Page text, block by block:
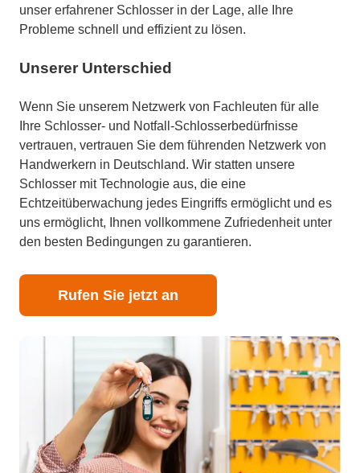
unser erfahrener Schlosser in der Lage, alle Ihre
Probleme schnell und effizient zu lösen.
Unserer Unterschied
Wenn Sie unserem Netzwerk von Fachleuten für alle
Ihre Schlosser- und Notfall-Schlosserbedürfnisse
vertrauen, vertrauen Sie dem führenden Netzwerk von
Handwerkern in Deutschland. Wir statten unsere
Schlosser mit Technologie aus, die eine
Echtzeitüberwachung jedes Eingriffs ermöglicht und es
uns ermöglicht, Ihnen vollkommene Zufriedenheit unter
den besten Bedingungen zu garantieren.
Rufen Sie jetzt an